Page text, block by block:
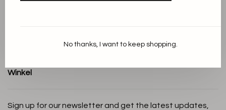
Winkel
Sign up for our newsletter and get the latest updates,
No thanks, I want to keep shopping.